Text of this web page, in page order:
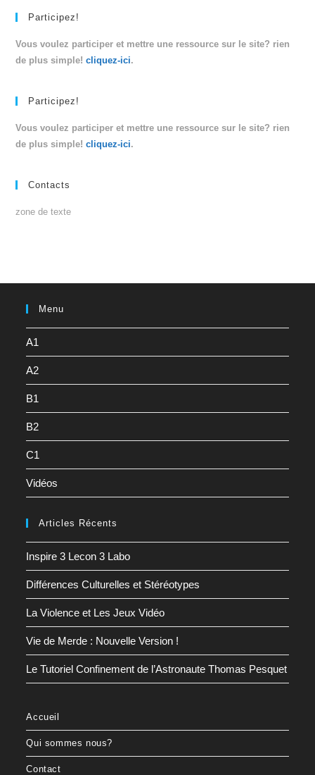
Participez!
Vous voulez participer et mettre une ressource sur le site? rien
de plus simple!cliquez-ici.
Participez!
Vous voulez participer et mettre une ressource sur le site? rien
de plus simple!cliquez-ici.
Contacts
zone de texte
Menu
A1
A2
B1
B2
C1
Vidéos
Articles Récents
Inspire 3 Lecon 3 Labo
Différences Culturelles et Stéréotypes
La Violence et Les Jeux Vidéo
Vie de Merde : Nouvelle Version !
Le Tutoriel Confinement de l’Astronaute Thomas Pesquet
Accueil
Qui sommes nous?
Contact